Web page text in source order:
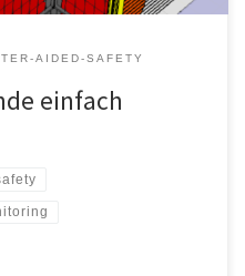
AIDED-SAFETY
einfach